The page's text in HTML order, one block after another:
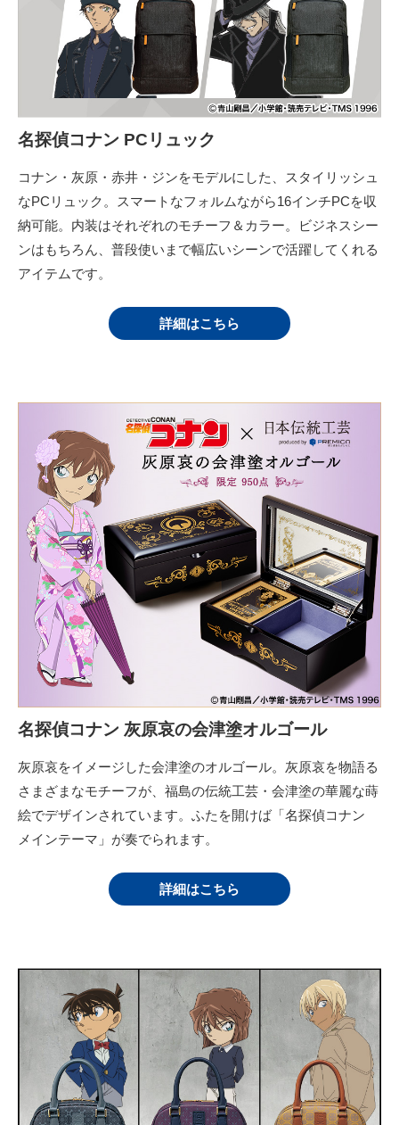
名探偵コナン PCリュック
コナン・灰原・赤井・ジンをモデルにした、スタイリッシュ
なPCリュック。スマートなフォルムながら16インチPCを収
納可能。内装はそれぞれのモチーフ＆カラー。ビジネスシー
ンはもちろん、普段使いまで幅広いシーンで活躍してくれる
アイテムです。
詳細はこちら
名探偵コナン 灰原哀の会津塗オルゴール
灰原哀をイメージした会津塗のオルゴール。灰原哀を物語る
さまざまなモチーフが、福島の伝統工芸・会津塗の華麗な蒔
絵でデザインされています。ふたを開けば「名探偵コナン
メインテーマ」が奏でられます。
詳細はこちら